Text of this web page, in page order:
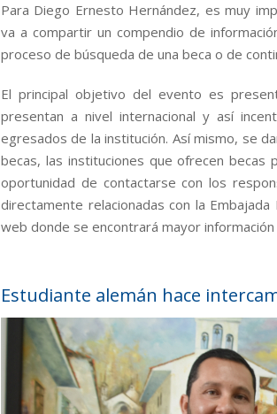
Para Diego Ernesto Hernández, es muy
va a compartir un compendio de
proceso de búsqueda de una beca o de
El principal objetivo del evento es
presentan a nivel internacional y así
egresados de la institución. Así mismo, se
becas, las instituciones que ofrecen
oportunidad de contactarse con los
directamente relacionadas con la
web donde se encontrará mayor
Estudiante alemán hace